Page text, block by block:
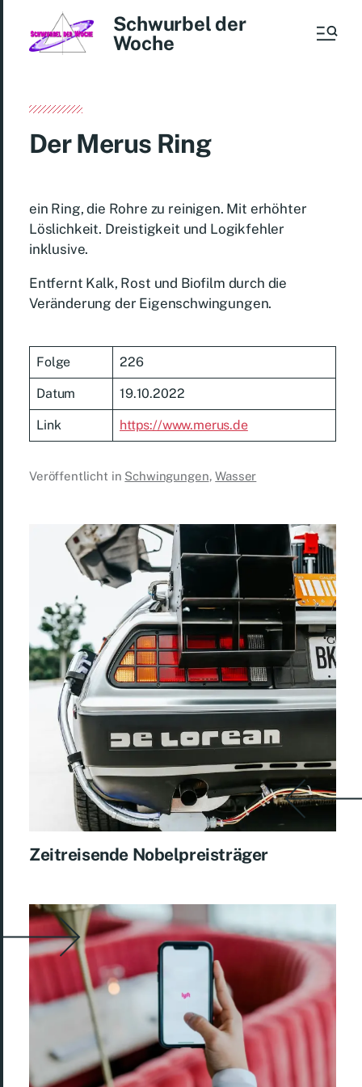
Schwurbel der
Woche
Der Merus Ring
ein Ring, die Rohre zu reinigen. Mit erhöhter
Löslichkeit. Dreistigkeit und Logikfehler
inklusive.
Entfernt Kalk, Rost und Biofilm durch die
Veränderung der Eigenschwingungen.
Folge 226
Datum 19.10.2022
Link https://www.merus.de
Veröffentlicht in Schwingungen,Wasser
Zeitreisende Nobelpreisträger